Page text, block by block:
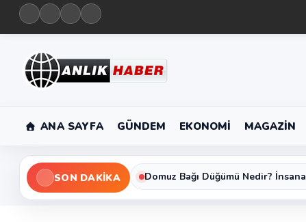
ANA SAYFA GÜNDEM EKONOMI MAGAZIN
SON DAKIKA Domuz Bağı Düğümü Nedir?